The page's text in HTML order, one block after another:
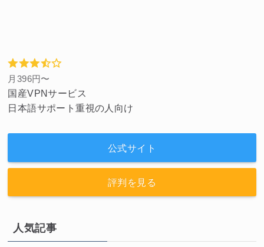
月396円〜
国産VPNサービス
日本語サポート重視の人向け
公式サイト
評判を見る
人気記事